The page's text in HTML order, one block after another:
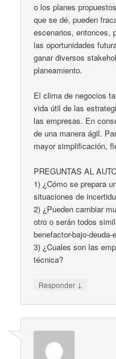
o los planes
que se dé, pueden
escenarios, entonces,
las oportunidades
ganar diversos
planeamiento.
El clima de negocios
vida útil de las
las empresas. En
de una manera ágil.
mayor simplificación,
PREGUNTAS AL
1) ¿Cómo se prepara
situaciones de
2) ¿Pueden cambiar
otro o serán todos
benefactor-bajo-
3) ¿Cuales son las
técnica?
Responder ↓